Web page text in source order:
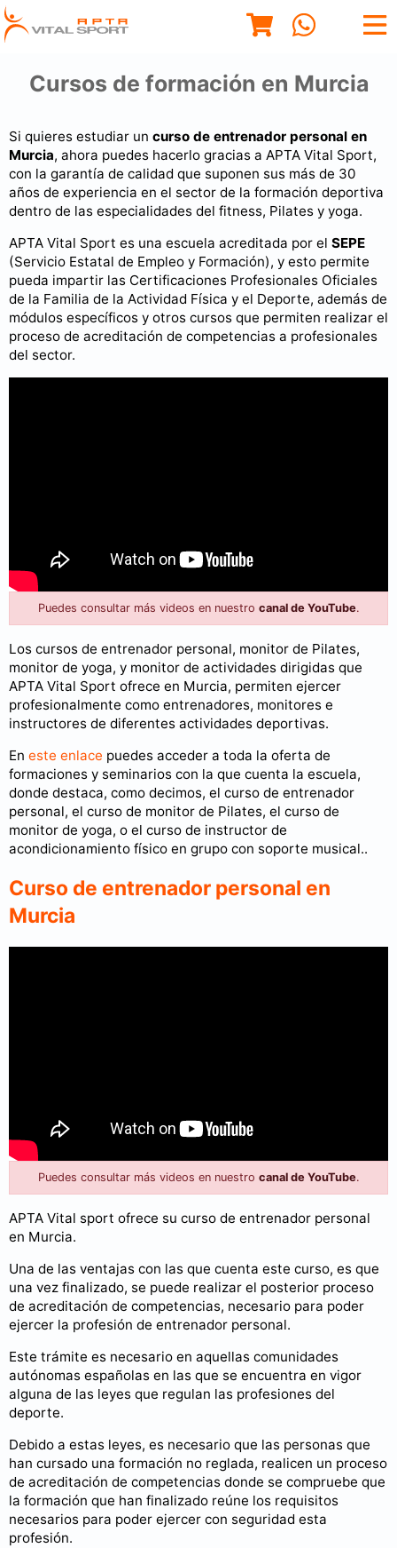
Cursos de formación en Murcia
Si quieres estudiar un curso de entrenador personal en
Murcia, ahora puedes hacerlo gracias a APTA Vital Sport,
con la garantía de calidad que suponen sus más de 30
años de experiencia en el sector de la formación deportiva
dentro de las especialidades del fitness, Pilates y yoga.
APTA Vital Sport es una escuela acreditada por el SEPE
(Servicio Estatal de Empleo y Formación), y esto permite
pueda impartir las Certificaciones Profesionales Oficiales
de la Familia de la Actividad Física y el Deporte, además de
módulos específicos y otros cursos que permiten realizar el
proceso de acreditación de competencias a profesionales
del sector.
Puedes consultar más videos en nuestro canal de YouTube.
Los cursos de entrenador personal, monitor de Pilates,
monitor de yoga, y monitor de actividades dirigidas que
APTA Vital Sport ofrece en Murcia, permiten ejercer
profesionalmente como entrenadores, monitores e
instructores de diferentes actividades deportivas.
En este enlace puedes acceder a toda la oferta de
formaciones y seminarios con la que cuenta la escuela,
donde destaca, como decimos, el curso de entrenador
personal, el curso de monitor de Pilates, el curso de
monitor de yoga, o el curso de instructor de
acondicionamiento físico en grupo con soporte musical..
Curso de entrenador personal en
Murcia
Puedes consultar más videos en nuestro canal de YouTube.
APTA Vital sport ofrece su curso de entrenador personal
en Murcia.
Una de las ventajas con las que cuenta este curso, es que
una vez finalizado, se puede realizar el posterior proceso
de acreditación de competencias, necesario para poder
ejercer la profesión de entrenador personal.
Este trámite es necesario en aquellas comunidades
autónomas españolas en las que se encuentra en vigor
alguna de las leyes que regulan las profesiones del
deporte.
Debido a estas leyes, es necesario que las personas que
han cursado una formación no reglada, realicen un proceso
de acreditación de competencias donde se compruebe que
la formación que han finalizado reúne los requisitos
necesarios para poder ejercer con seguridad esta
profesión.